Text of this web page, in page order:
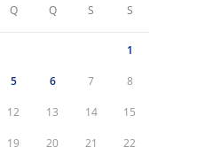
Q Q S S
1
5 6 7 8
12 13 14 15
19 20 21 22